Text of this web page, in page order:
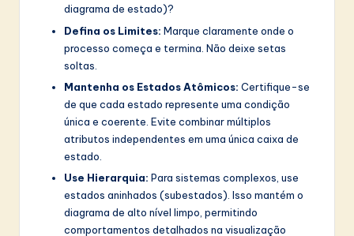
diagrama de estado)?
Defina os Limites: Marque claramente onde o
processo começa e termina. Não deixe setas
soltas.
Mantenha os Estados Atômicos: Certifique-se
de que cada estado represente uma condição
única e coerente. Evite combinar múltiplos
atributos independentes em uma única caixa de
estado.
Use Hierarquia: Para sistemas complexos, use
estados aninhados (subestados). Isso mantém o
diagrama de alto nível limpo, permitindo
comportamentos detalhados na visualização